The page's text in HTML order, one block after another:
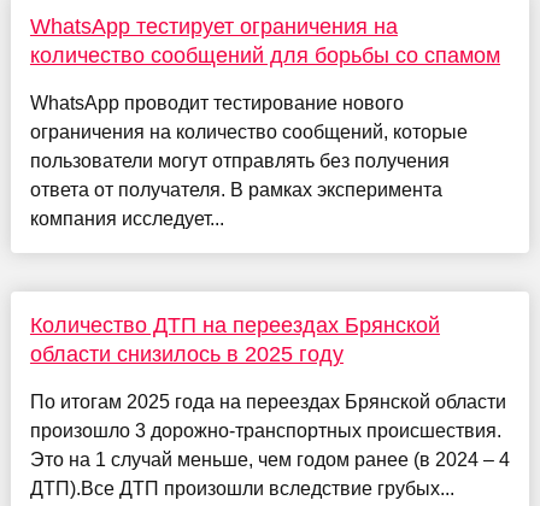
WhatsApp тестирует ограничения на
количество сообщений для борьбы со спамом
WhatsApp проводит тестирование нового
ограничения на количество сообщений, которые
пользователи могут отправлять без получения
ответа от получателя. В рамках эксперимента
компания исследует...
Количество ДТП на переездах Брянской
области снизилось в 2025 году
По итогам 2025 года на переездах Брянской области
произошло 3 дорожно-транспортных происшествия.
Это на 1 случай меньше, чем годом ранее (в 2024 – 4
ДТП).Все ДТП произошли вследствие грубых...